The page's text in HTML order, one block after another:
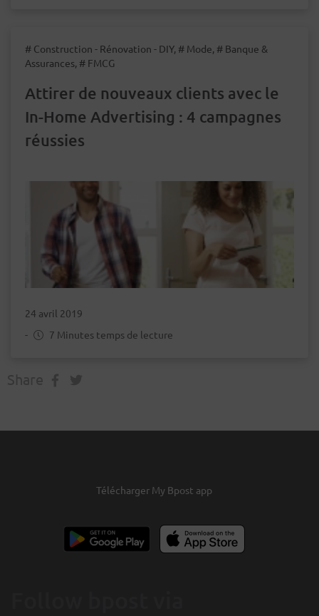
# Construction - Rénovation - DIY, # Mode, # Banque &
Assurances, # FMCG
Attirer de nouveaux clients avec le
In-Home Advertising : 4 campagnes
réussies
24 avril 2019
-
7 Minutes temps de lecture
Télécharger My Bpost app